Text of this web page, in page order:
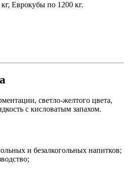
Еврокубы по 1200 кг.
светло-желтого цвета,
с кисловатым запахом.
и безалкогольных напитков;